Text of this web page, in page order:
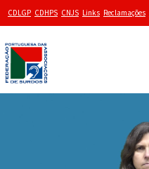
CDLGP CDHPS CNJS Links Reclamações